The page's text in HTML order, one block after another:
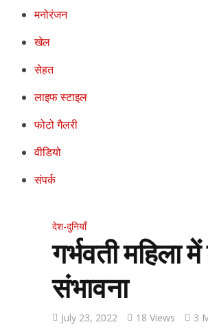
मनोरंजन
खेल
सेहत
लाइफ स्टाइल
फोटो गैलरी
वीडियो
संपर्क
देश-दुनियाँ
गर्भवती महिला
संभावना
July 23, 2022 18 Views 3